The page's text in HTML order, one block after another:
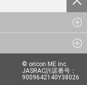
© oricon ME inc.
JASRAC許諾番号：
9009642140Y38026